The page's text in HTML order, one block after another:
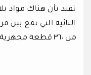
تفيد بأن هناك مواد
النائية التي تقع بين
من ٣٦٠ قطعة مجهرية في كل متر مربع.